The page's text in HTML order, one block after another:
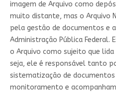
imagem de Arquivo como
muito distante, mas o Arquivo
pela gestão de documentos e
Administração Pública Federal.
o Arquivo como sujeito que
seja, ele é responsável tanto
sistematização de documentos
monitoramento e